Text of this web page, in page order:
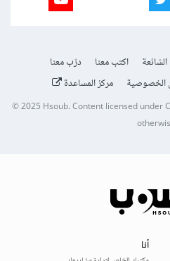
اكتب معنا
درّب معنا
الخصوصية مركز المساعدة
© 2025Hsoub.Content licensed under